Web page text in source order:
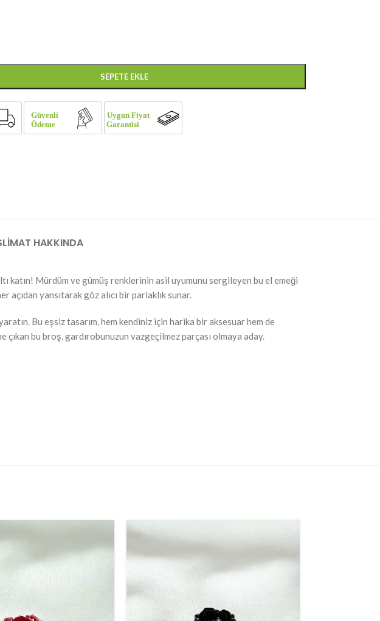
SEPETE EKLE
HAKKINDA
katın! Mürdüm ve gümüş renklerinin asil uyumunu sergileyen bu el emeği
yansıtarak göz alıcı bir parlaklık sunar.
Bu eşsiz tasarım, hem kendiniz için harika bir aksesuar hem de
bu broş, gardırobunuzun vazgeçilmez parçası olmaya aday.